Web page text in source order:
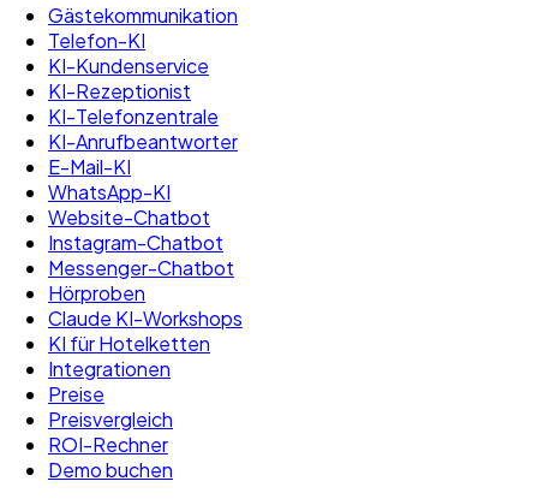
Gästekommunikation
Telefon-KI
KI-Kundenservice
KI-Rezeptionist
KI-Telefonzentrale
KI-Anrufbeantworter
E-Mail-KI
WhatsApp-KI
Website-Chatbot
Instagram-Chatbot
Messenger-Chatbot
Hörproben
Claude KI-Workshops
KI für Hotelketten
Integrationen
Preise
Preisvergleich
ROI-Rechner
Demo buchen